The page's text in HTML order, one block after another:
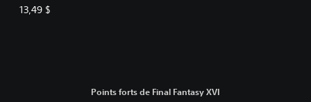
13,49 $
Points forts de Final Fantasy XVI